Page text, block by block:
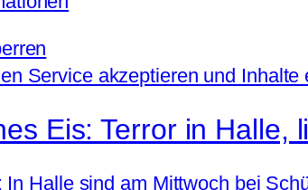
Service akzeptieren und Inhalte
Eis: Terror in Halle,
In Halle sind am Mittwoch bei